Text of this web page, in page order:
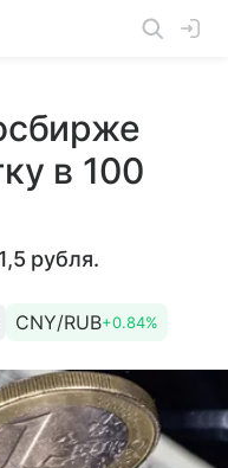
в 100
рубля.
CNY/RUB+0.84%